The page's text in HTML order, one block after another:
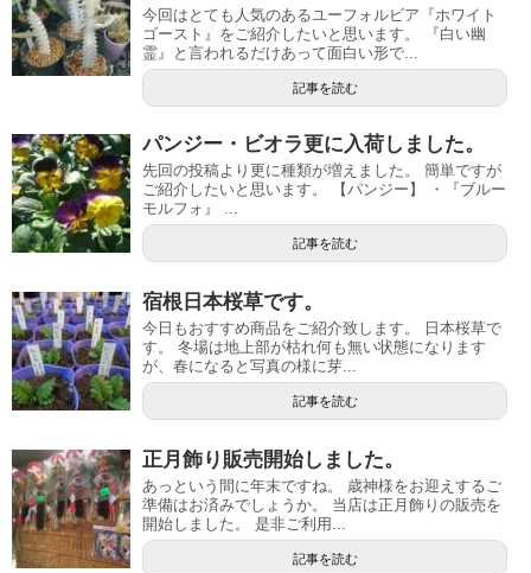
今回はとても人気のあるユーフォルビア『ホワイト
ゴースト』をご紹介したいと思います。 『白い幽
霊』と言われるだけあって面白い形で...
記事を読む
パンジー・ビオラ更に入荷しました。
先回の投稿より更に種類が増えました。 簡単ですが
ご紹介したいと思います。 【パンジー】 ・『ブルー
モルフォ』 ...
記事を読む
宿根日本桜草です。
今日もおすすめ商品をご紹介致します。 日本桜草で
す。 冬場は地上部が枯れ何も無い状態になります
が、春になると写真の様に芽...
記事を読む
正月飾り販売開始しました。
あっという間に年末ですね。 歳神様をお迎えするご
準備はお済みでしょうか。 当店は正月飾りの販売を
開始しました。 是非ご利用...
記事を読む